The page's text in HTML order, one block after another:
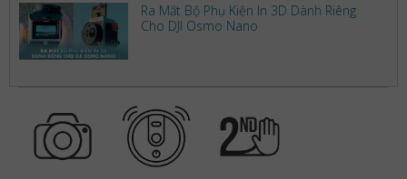
Ra Mắt Bộ Phụ Kiện In 3D Dành Riêng
Cho DJI Osmo Nano